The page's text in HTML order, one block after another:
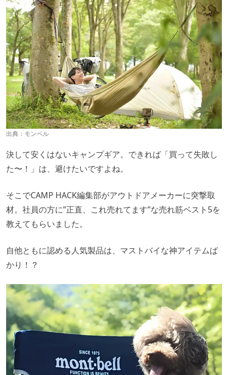
出典： モンベル
決して安くはないキャンプギア。できれば「買って失敗し
た〜！」は、避けたいですよね。
そこでCAMP HACK編集部がアウトドアメーカーに突撃取
材。社員の方に”正直、これ売れてます”な売れ筋ベスト5を
教えてもらいました。
自他ともに認める人気製品は、マストバイな神アイテムば
かり！？